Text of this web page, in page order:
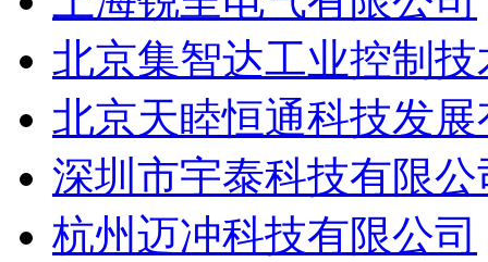
北京集智达工业控制
北京天睦恒通科技发
深圳市宇泰科技有限公
杭州迈冲科技有限公司